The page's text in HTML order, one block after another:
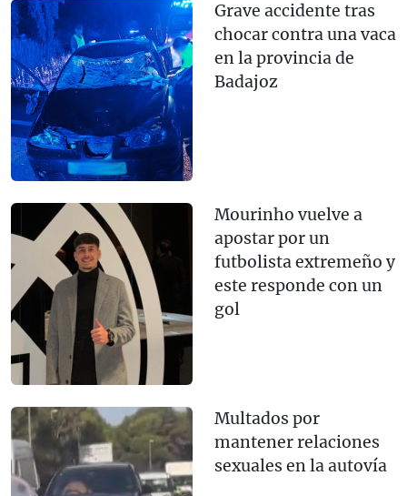
Grave accidente tras
chocar contra una vaca
en la provincia de
Badajoz
Mourinho vuelve a
apostar por un
futbolista extremeño y
este responde con un
gol
Multados por
mantener relaciones
sexuales en la autovía